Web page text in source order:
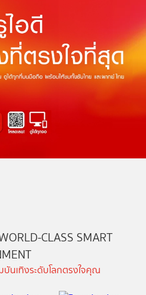
CLASS SMART
นเทิงระดับโลกตรงใจคุณ